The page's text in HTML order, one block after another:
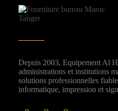
Depuis 2003, Equipement Al
administrations et institutions
solutions professionnelles
informatique, impression et